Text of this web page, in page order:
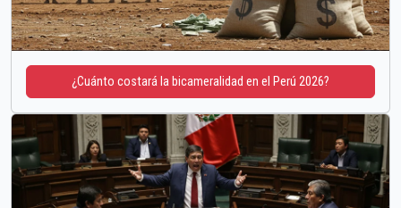
¿Cuánto costará la bicameralidad en el Perú 2026?